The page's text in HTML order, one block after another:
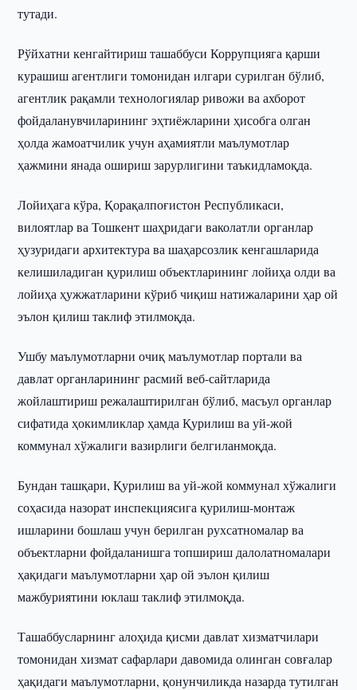
тутади.
Рўйхатни кенгайтириш ташаббуси Коррупцияга қарши
курашиш агентлиги томонидан илгари сурилган бўлиб,
агентлик рақамли технологиялар ривожи ва ахборот
фойдаланувчиларининг эҳтиёжларини ҳисобга олган
ҳолда жамоатчилик учун аҳамиятли маълумотлар
ҳажмини янада ошириш зарурлигини таъкидламоқда.
Лойиҳага кўра, Қорақалпоғистон Республикаси,
вилоятлар ва Тошкент шаҳридаги ваколатли органлар
ҳузуридаги архитектура ва шаҳарсозлик кенгашларида
келишиладиган қурилиш объектларининг лойиҳа олди ва
лойиҳа ҳужжатларини кўриб чиқиш натижаларини ҳар ой
эълон қилиш таклиф этилмоқда.
Ушбу маълумотларни очиқ маълумотлар портали ва
давлат органларининг расмий веб-сайтларида
жойлаштириш режалаштирилган бўлиб, масъул органлар
сифатида ҳокимликлар ҳамда Қурилиш ва уй-жой
коммунал хўжалиги вазирлиги белгиланмоқда.
Бундан ташқари, Қурилиш ва уй-жой коммунал хўжалиги
соҳасида назорат инспекциясига қурилиш-монтаж
ишларини бошлаш учун берилган рухсатномалар ва
объектларни фойдаланишга топшириш далолатномалари
ҳақидаги маълумотларни ҳар ой эълон қилиш
мажбуриятини юклаш таклиф этилмоқда.
Ташаббусларнинг алоҳида қисми давлат хизматчилари
томонидан хизмат сафарлари давомида олинган совғалар
ҳақидаги маълумотларни, қонунчиликда назарда тутилган